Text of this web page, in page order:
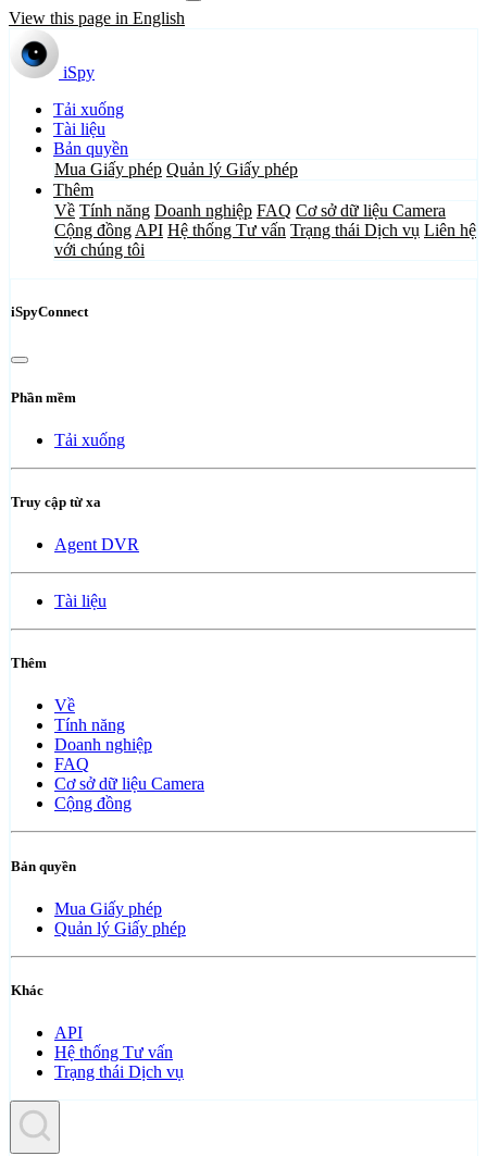
View this page in English
iSpy
Tải xuống
Tài liệu
Bản quyền
Mua Giấy phép Quản lý Giấy phép
Thêm
Về Tính năng Doanh nghiệp FAQ Cơ sở dữ liệu Camera
Cộng đồng API Hệ thống Tư vấn Trạng thái Dịch vụ Liên hệ
với chúng tôi
iSpyConnect
Phần mềm
Tải xuống
Truy cập từ xa
Agent DVR
Tài liệu
Thêm
Về
Tính năng
Doanh nghiệp
FAQ
Cơ sở dữ liệu Camera
Cộng đồng
Bản quyền
Mua Giấy phép
Quản lý Giấy phép
Khác
API
Hệ thống Tư vấn
Trạng thái Dịch vụ